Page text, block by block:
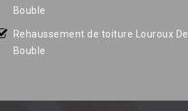
Bouble
Rehaussement de toiture Louroux De
Bouble